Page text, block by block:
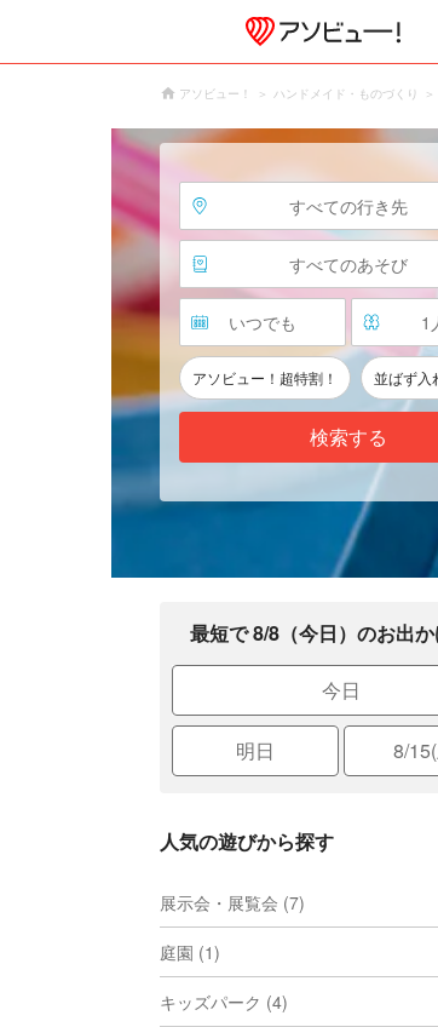
アソビュー！ ハンドメイド・ものづくり
すべての行き先
すべてのあそび
いつでも 1
アソビュー！超特割！ 並ばず入
検索する
最短で 8/8（今日）のお出か
今日
明日 8/
人気の遊びから探す
展示会・展覧会 (7)
庭園 (1)
キッズパーク (4)